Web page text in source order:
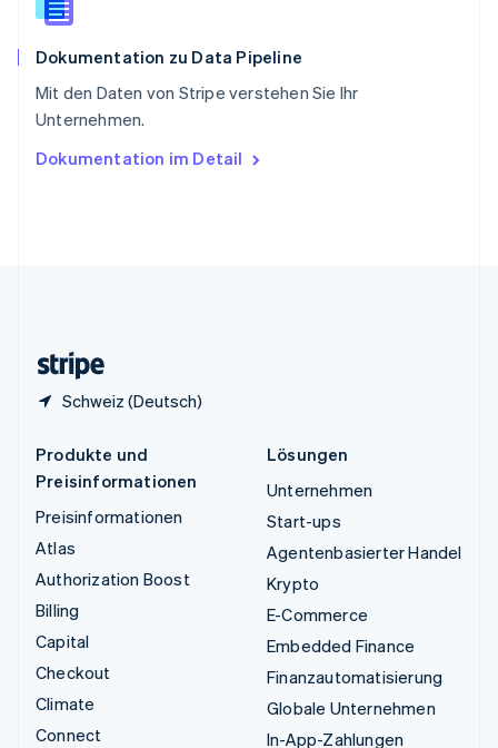
Dokumentation zu Data Pipeline
Mit den Daten von Stripe verstehen Sie Ihr
Unternehmen.
Dokumentation im Detail
Schweiz (Deutsch)
Spanien
Thailand
Tschechische Republik
English
English
Produkte und
Preisinformationen
Preisinformationen
Atlas
Authorization Boost
Billing
Capital
Checkout
Climate
Connect
Lösungen
Unternehmen
Start-ups
Agentenbasierter Handel
Krypto
E-Commerce
Embedded Finance
Finanzautomatisierung
Globale Unternehmen
In-App-Zahlungen